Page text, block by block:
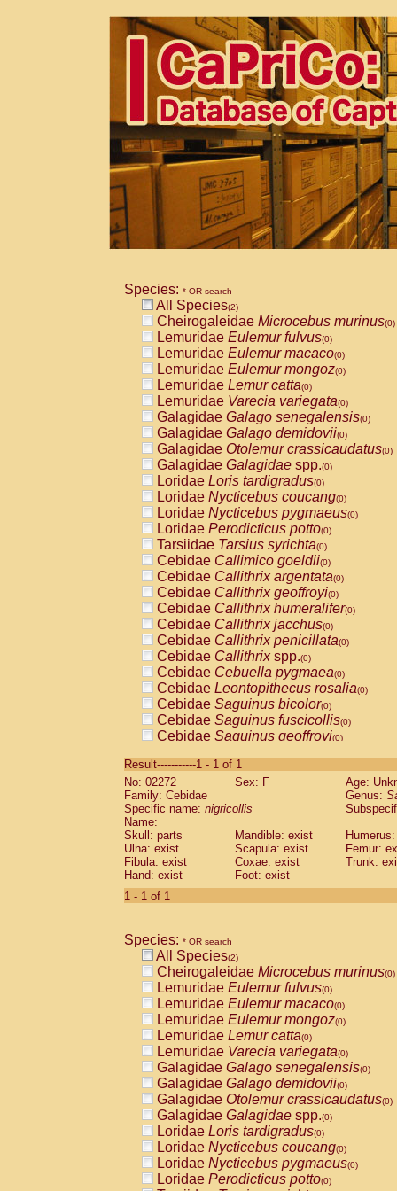
Species: * OR search
All Species(2)
Cheirogaleidae Microcebus murinus(0)
Lemuridae Eulemur fulvus(0)
Lemuridae Eulemur macaco(0)
Lemuridae Eulemur mongoz(0)
Lemuridae Lemur catta(0)
Lemuridae Varecia variegata(0)
Galagidae Galago senegalensis(0)
Galagidae Galago demidovii(0)
Galagidae Otolemur crassicaudatus(0)
Galagidae Galagidae spp.(0)
Loridae Loris tardigradus(0)
Loridae Nycticebus coucang(0)
Loridae Nycticebus pygmaeus(0)
Loridae Perodicticus potto(0)
Tarsiidae Tarsius syrichta(0)
Cebidae Callimico goeldii(0)
Cebidae Callithrix argentata(0)
Cebidae Callithrix geoffroyi(0)
Cebidae Callithrix humeralifer(0)
Cebidae Callithrix jacchus(0)
Cebidae Callithrix penicillata(0)
Cebidae Callithrixspp.(0)
Cebidae Cebuella pygmaea(0)
Cebidae Leontopithecus rosalia(0)
Cebidae Saguinus bicolor(0)
Cebidae Saguinus fuscicollis(0)
Cebidae Saguinus geoffroyi(0)
CebidaeSaguinus labiatus(0)
Cebidae Saguinus leucopus (0)
Cebidae
CebidaeSaguinus mystax
Cebidae Saguinus nigricollis (1)
Cebidae Saguinus oedipus
Cebidae Saguinus weddelli
Cebidae Saguinusspp.
Cebidae
CebidaeCebus capucinus
CebidaeCebus nigrivittatus
CebidaeCebus spp.(0)
CebidaeSaimiri boliviensis(0)
CebidaeSaimiri sciureus(0)
AtelidaeAlouatta caraya(0)
AtelidaeAlouatta fusca(0)
AtelidaeAlouatta seniculus(0)
AtelidaeAlouattaspp.(0)
AtelidaeAteles belzebuth(0)
AtelidaeAteles geoffroyi(0)
AtelidaeAteles paniscus(0)
AtelidaeAtelesspp.(0)
AtelidaeLagothrix lagothricha(0)
AtelidaeLagothrix lagothricha cana
PitheciidaeCacajao calvus
Result-----------1 - 1 of 1
No: 02272
Sex: F
Age:
Family: Cebidae
Genus:
Specific name: nigricollis
Name:
Skull: parts
Mandible: exist
Ulna: exist
Scapula: exist
Femur:
Fibula: exist
Coxae: exist
Trunk:
Hand: exist
Foot: exist
1 - 1 of 1
Species: * OR search
All Species(2)
Cheirogaleidae Microcebus murinus(0)
Lemuridae Eulemur fulvus(0)
Lemuridae Eulemur macaco(0)
Lemuridae Eulemur mongoz(0)
Lemuridae Lemur catta(0)
Lemuridae Varecia variegata(0)
Galagidae Galago senegalensis(0)
Galagidae Galago demidovii(0)
Galagidae Otolemur crassicaudatus(0)
Galagidae Galagidae spp.(0)
Loridae Loris tardigradus(0)
Loridae Nycticebus coucang(0)
Loridae Nycticebus pygmaeus(0)
Loridae Perodicticus potto(0)